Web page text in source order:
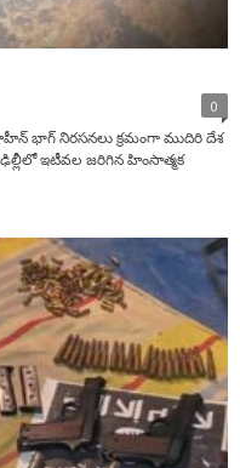
0
భాగ్ నిరసనలు క్రమంగా ముదిరి దేశ
ఇటీవల జరిగిన హింసాత్మక